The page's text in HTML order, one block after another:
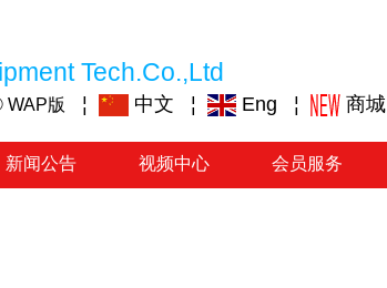
Tech.Co.,Ltd
WAP版 ¦ 中文 ¦ Eng ¦ 商城
新闻公告 视频中心 会员服务